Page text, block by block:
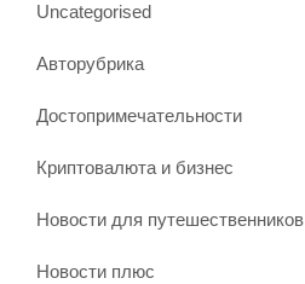
Uncategorised
Авторубрика
Достопримечательности
Криптовалюта и бизнес
Новости для путешественников
Новости плюс